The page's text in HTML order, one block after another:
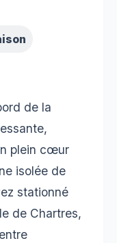
de la
plein cœur
isolée de
stationné
de Chartres,